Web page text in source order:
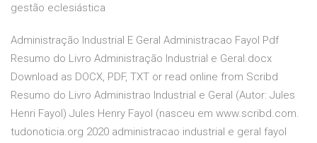
gestão eclesiástica
Administração Industrial E Geral Administracao Fayol Pdf
Resumo do Livro Administração Industrial e Geral.docx
Download as DOCX, PDF, TXT or read online from Scribd
Resumo do Livro Administrao Industrial e Geral (Autor: Jules
Henri Fayol) Jules Henry Fayol (nasceu em www.scribd.com.
tudonoticia.org 2020 administracao industrial e geral fayol